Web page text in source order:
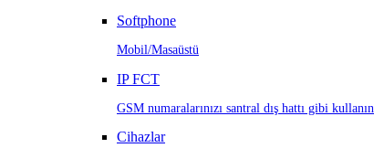
Softphone
Mobil/Masaüstü
IP FCT
GSM numaralarınızı santral dış hattı gibi kullanın
Cihazlar